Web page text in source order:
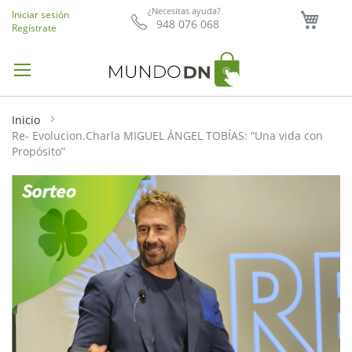
¿Necesitas ayuda?
948 076 068
Iniciar sesión
Regístrate
Inicio
Re- Evolucion.Charla MIGUEL ÁNGEL TOBÍAS: “Una vida con
Propósito”
Saltar
imágenes